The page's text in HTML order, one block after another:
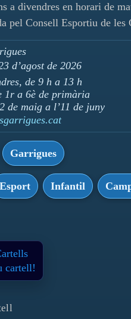
a divendres en horari de
pel Consell Esportiu de
d’agost de 2026
de 9 h a 13 h
1r a 6è de primària
de maig a l’11 de juny
Garrigues
Esport Infantil
cartell!